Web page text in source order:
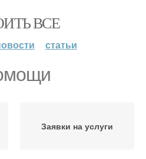
ВСЕ
статьи
Заявки на услуги